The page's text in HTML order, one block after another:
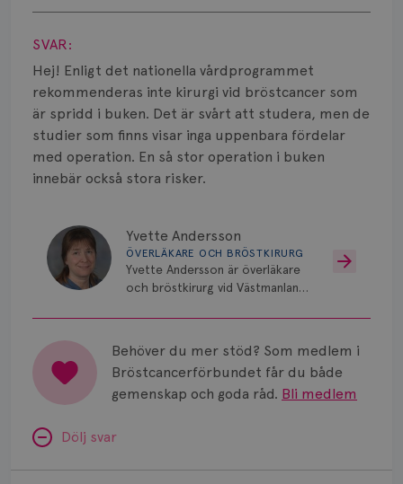
Visa svar
SVAR:
Hej! Enligt det nationella vårdprogrammet
rekommenderas inte kirurgi vid bröstcancer som
är spridd i buken. Det är svårt att studera, men de
studier som finns visar inga uppenbara fördelar
med operation. En så stor operation i buken
innebär också stora risker.
Yvette Andersson
ÖVERLÄKARE OCH BRÖSTKIRURG
Yvette Andersson är överläkare
och bröstkirurg vid Västmanlands
Behöver du mer stöd? Som medlem i
Bröstcancerförbundet får du både
gemenskap och goda råd. Bli medlem
Dölj svar
Typ av bröstcancer
Smärta
Prognos
Risker
Strålning
Vätska